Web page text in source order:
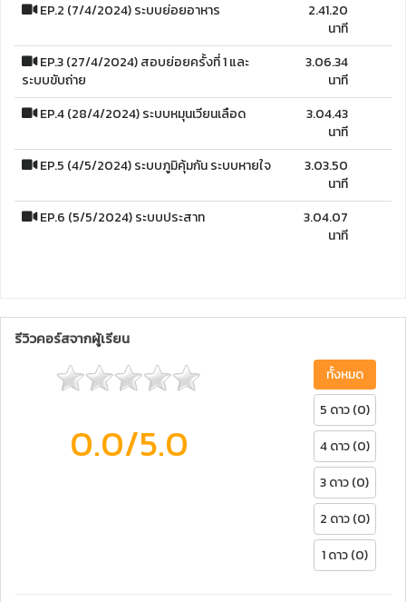
EP.2 (7/4/2024) ระบบย่อยอาหาร
2.41.20
นาที
EP.3 (27/4/2024) สอบย่อยครั้งที่ 1 และ
ระบบขับถ่าย
3.06.34
นาที
EP.4 (28/4/2024) ระบบหมุนเวียนเลือด
3.04.43
นาที
EP.5 (4/5/2024) ระบบภูมิคุ้มกัน ระบบหายใจ
3.03.50
นาที
EP.6 (5/5/2024) ระบบประสาท
3.04.07
นาที
รีวิวคอร์สจากผู้เรียน
0.0/5.0
ทั้งหมด
5 ดาว (0)
4 ดาว (0)
3 ดาว (0)
2 ดาว (0)
1 ดาว (0)